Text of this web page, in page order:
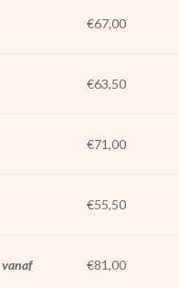
€67,00
€63,50
€71,00
€55,50
vanaf €81,00